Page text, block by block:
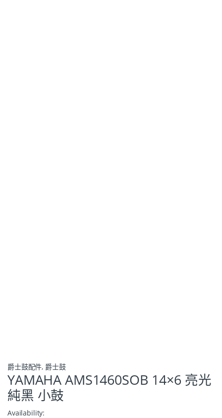
爵士鼓配件, 爵士鼓
YAMAHA AMS1460SOB 14×6 亮光
純黑 小鼓
Availability: